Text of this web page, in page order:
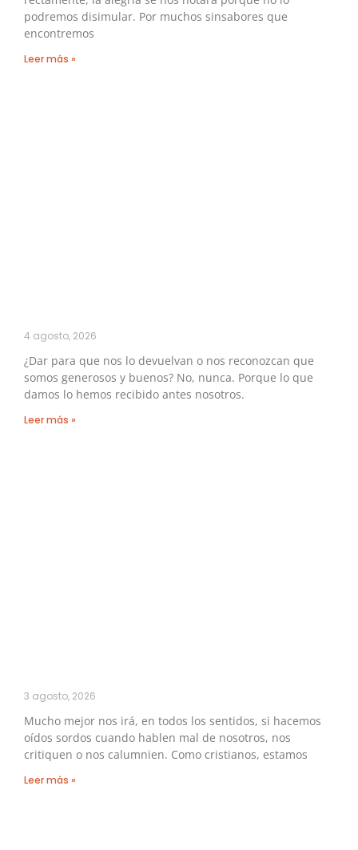
podremos disimular. Por muchos sinsabores que
encontremos
Leer más »
4 agosto, 2026
¿Dar para que nos lo devuelvan o nos reconozcan que
somos generosos y buenos? No, nunca. Porque lo que
damos lo hemos recibido antes nosotros.
Leer más »
3 agosto, 2026
Mucho mejor nos irá, en todos los sentidos, si hacemos
oídos sordos cuando hablen mal de nosotros, nos
critiquen o nos calumnien. Como cristianos, estamos
Leer más »